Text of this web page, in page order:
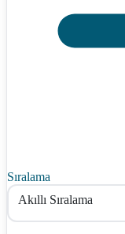
Sıralama
Akıllı Sıralama